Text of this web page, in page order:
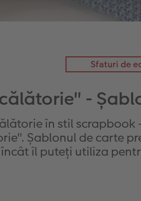
Sfaturi de
-
în stil
Șablonul de carte
îl puteți utiliza